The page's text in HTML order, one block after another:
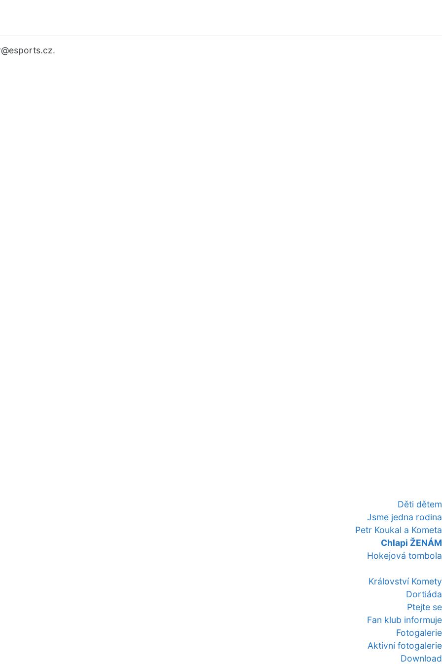
Děti dětem
Jsme jedna rodina
Petr Koukal a Kometa
Chlapi ŽENÁM
Hokejová tombola
Království Komety
Dortiáda
Ptejte se
Fan klub informuje
Fotogalerie
Aktivní fotogalerie
Download
@esports.cz.